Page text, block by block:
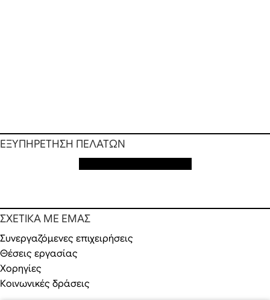
ΕΞΥΠΗΡΕΤΗΣΗ ΠΕΛΑΤΩΝ
ΣΧΕΤΙΚΑ ΜΕ ΕΜΑΣ
Συνεργαζόμενες επιχειρήσεις
Θέσεις εργασίας
Χορηγίες
Κοινωνικές δράσεις